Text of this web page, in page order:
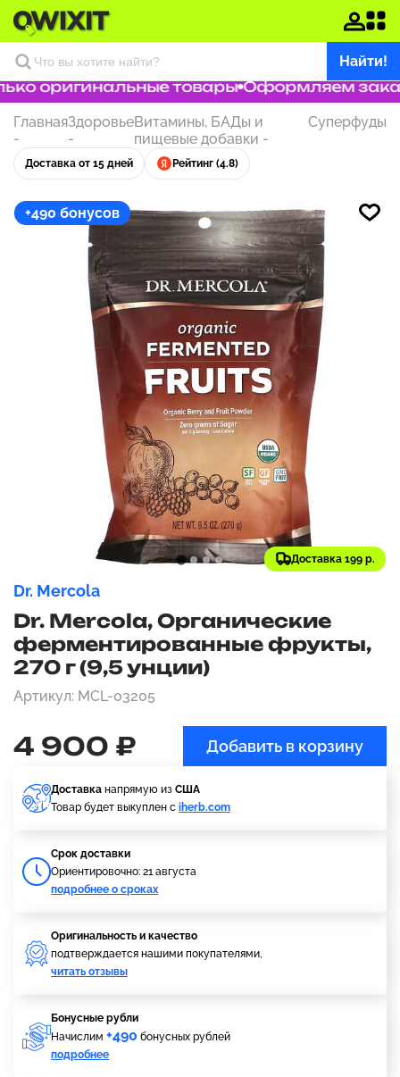
Найти!
оригинальные товары Оформляем заказ
Главная
-
Здоровье
-
Витамины, БАДы и
пищевые добавки -
Суперфуды
Доставка от 15 дней Рейтинг (4.8)
+490 бонусов
Доставка 199 р.
Dr. Mercola
Dr. Mercola, Органические
ферментированные фрукты,
270 г (9,5 унции)
Артикул: MCL-03205
4 900 ₽ Добавить в корзину
Доставка напрямую из США
Товар будет выкуплен с iherb.com
Cрок доставки
Ориентировочно: 21 августа
подробнее о сроках
Оригинальность и качество
подтверждается нашими покупателями,
читать отзывы
Бонусные рубли
Начислим +490 бонусных рублей
подробнее